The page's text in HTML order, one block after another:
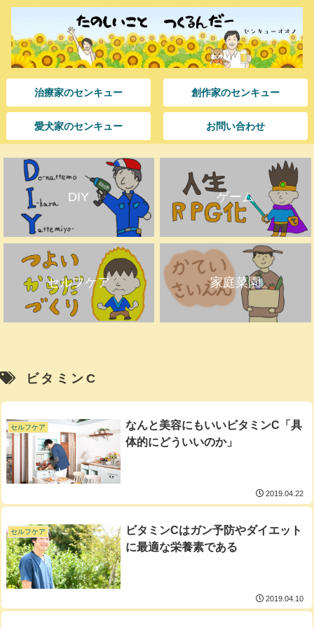
治療家のセンキュー 創作家のセンキュー
愛犬家のセンキュー お問い合わせ
DIY ゲーム
セルフケア 家庭菜園
ビタミンC
セルフケア
なんと美容にもいいビタミンC「具
体的にどういいのか」
2019.04.22
セルフケア
ビタミンCはガン予防やダイエット
に最適な栄養素である
2019.04.10